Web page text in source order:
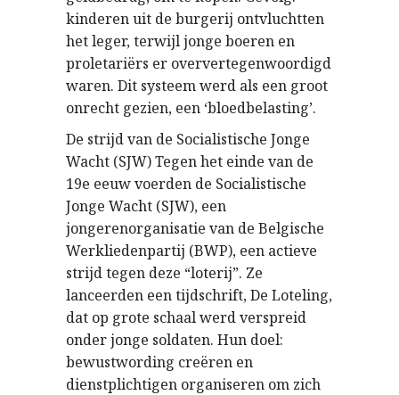
kinderen uit de burgerij ontvluchtten
het leger, terwijl jonge boeren en
proletariërs er oververtegenwoordigd
waren. Dit systeem werd als een groot
onrecht gezien, een ‘bloedbelasting’.
De strijd van de Socialistische Jonge
Wacht (SJW) Tegen het einde van de
19e eeuw voerden de Socialistische
Jonge Wacht (SJW), een
jongerenorganisatie van de Belgische
Werkliedenpartij (BWP), een actieve
strijd tegen deze “loterij”. Ze
lanceerden een tijdschrift, De Loteling,
dat op grote schaal werd verspreid
onder jonge soldaten. Hun doel:
bewustwording creëren en
dienstplichtigen organiseren om zich